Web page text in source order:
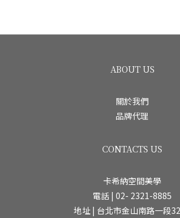
ABOUT US
關於我們
品牌代理
CONTACTS US
卡希納空間美學
電話 | 02- 2321-8885
地址 | 台北市金山南路一段